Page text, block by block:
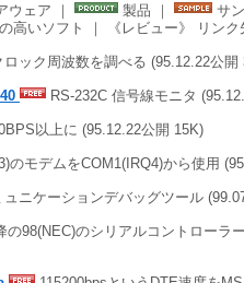
ウェア ｜ 製品 ｜ サ
高いソフト ｜ 《レビュー》 リン
ロック周波数を調べる (95.12.22公開
RS-232C 信号線モニタ
以上に (95.12.22公開 15K)
のモデムをCOM1(IRQ4)から使用
ュニケーションデバッグツール
の98(NEC)のシリアルコントローラ